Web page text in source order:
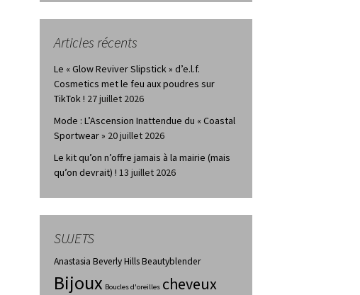
Articles récents
Le « Glow Reviver Slipstick » d’e.l.f.
Cosmetics met le feu aux poudres sur
TikTok ! 27 juillet 2026
Mode : L’Ascension Inattendue du « Coastal
Sportwear » 20 juillet 2026
Le kit qu’on n’offre jamais à la mairie (mais
qu’on devrait) ! 13 juillet 2026
SUJETS
Anastasia Beverly HillsBeautyblender
Bijoux Boucles d'oreilles cheveux